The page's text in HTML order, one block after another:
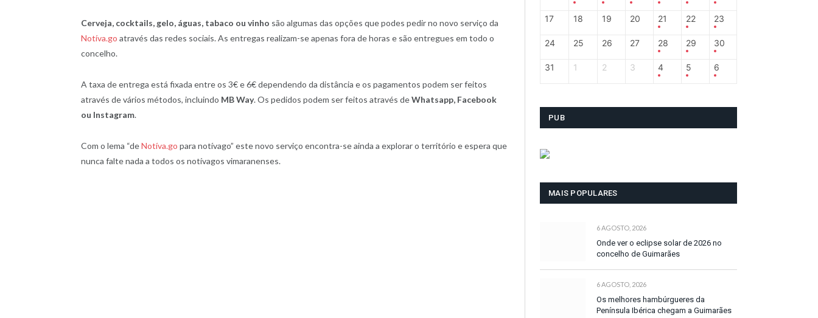
Cerveja, cocktails, gelo, águas, tabaco ou vinho são algumas das opções que podes pedir no novo serviço da
Notíva.go através das redes sociais. As entregas realizam-se apenas fora de horas e são entregues em todo o
concelho.
A taxa de entrega está fixada entre os 3€ e 6€ dependendo da distância e os pagamentos podem ser feitos
através de vários métodos, incluindo MB Way. Os pedidos podem ser feitos através deWhatsapp, Facebook
ou Instagram.
Com o lema “deNotíva.go para notívago” este novo serviço encontra-se ainda a explorar o território e espera que
nunca falte nada a todos os notívagos vimaranenses.
17 18 19 20 21 22 23
24 25 26 27 28 29 30
31 1 2 3 4 5 6
PUB
MAIS POPULARES
6 AGOSTO, 2026
Onde ver o eclipse solar de 2026 no
concelho de Guimarães
6 AGOSTO, 2026
Os melhores hambúrgueres da
Península Ibérica chegam a Guimarães